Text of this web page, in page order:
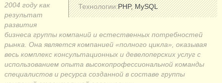
Технологии:PHP, MySQL
2004 году как
результат
развития
бизнеса группы компаний и естественных потребностей
рынка. Она является компанией «полного цикла», оказывая
весь комплекс консультационных и девелоперских услуг с
использованием опыта высокопрофессиональной команды
специалистов и ресурса созданной в составе группы